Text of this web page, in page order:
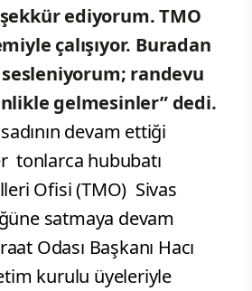
ediyorum. TMO
çalışıyor. Buradan
randevu
gelmesinler” dedi.
devam ettiği
tonlarca hububatı
Ofisi (TMO) Sivas
satmaya devam
Odası Başkanı Hacı
kurulu üyeleriyle